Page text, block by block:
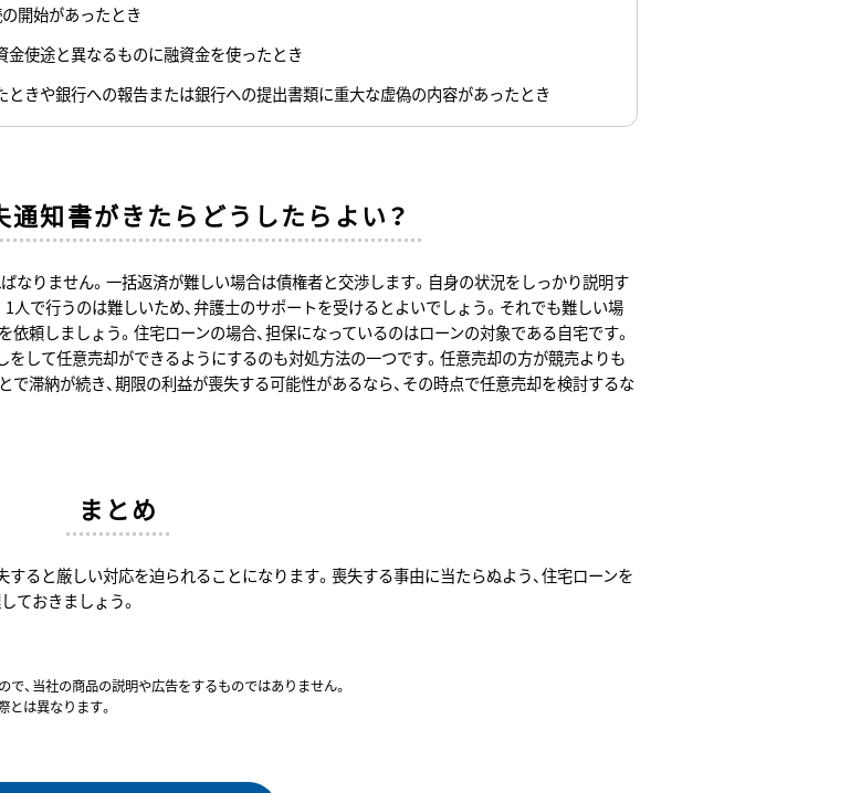
開始があったとき
使途と異なるものに融資金を使ったとき
きや銀行への報告または銀行への提出書類に重大な虚偽の内容があったとき
通知書がきたらどうしたらよい？
りません。一括返済が難しい場合は債権者と交渉します。自身の状況をしっかり説明す
人で行うのは難しいため、弁護士のサポートを受けるとよいでしょう。それでも難しい場
頼しましょう。住宅ローンの場合、担保になっているのはローンの対象である自宅です。
して任意売却ができるようにするのも対処方法の一つです。任意売却の方が競売よりも
滞納が続き、期限の利益が喪失する可能性があるなら、その時点で任意売却を検討するな
まとめ
ると厳しい対応を迫られることになります。喪失する事由に当たらぬよう、住宅ローンを
ておきましょう。
で、当社の商品の説明や広告をするものではありません。
は異なります。